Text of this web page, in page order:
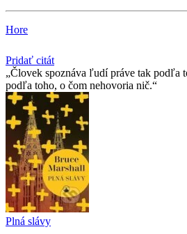
Hore
Pridať citát
Človek spoznáva ľudí práve tak podľa
podľa toho, o čom nehovoria nič.
Plná slávy